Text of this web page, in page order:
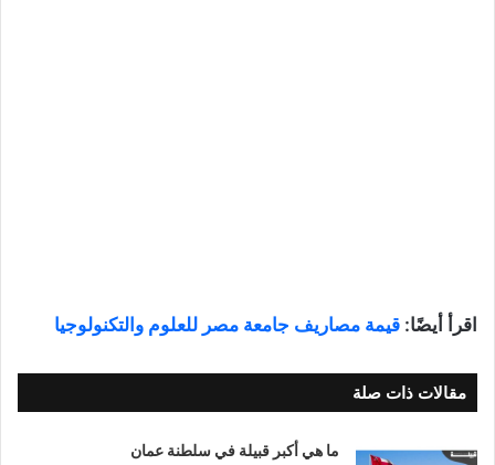
اقرأ أيضًا: قيمة مصاريف جامعة مصر للعلوم والتكنولوجيا
مقالات ذات صلة
ما هي أكبر قبيلة في سلطنة عمان